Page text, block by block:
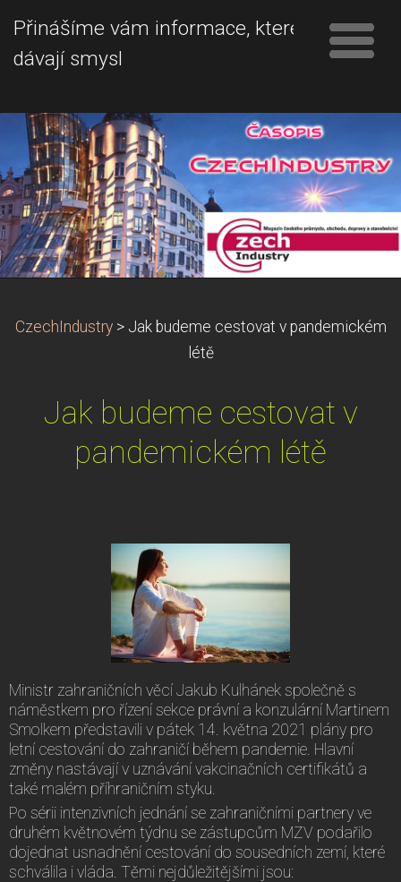
Přinášíme vám informace, které
dávají smysl
CzechIndustry > Jak budeme cestovat v pandemickém
létě
Jak budeme cestovat v
pandemickém létě
Ministr zahraničních věcí Jakub Kulhánek společně s
náměstkem pro řízení sekce právní a konzulární Martinem
Smolkem představili v pátek 14. května 2021 plány pro
letní cestování do zahraničí během pandemie. Hlavní
změny nastávají v uznávání vakcinačních certifikátů a
také malém příhraničním styku.
Po sérii intenzivních jednání se zahraničními partnery ve
druhém květnovém týdnu se zástupcům MZV podařilo
dojednat usnadnění cestování do sousedních zemí, které
schválila i vláda. Těmi nejdůležitějšími jsou: